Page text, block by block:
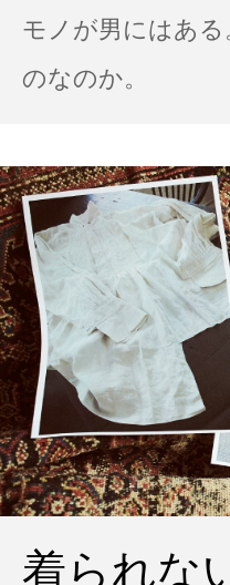
モノが男にはあ
のなのか。
着られな